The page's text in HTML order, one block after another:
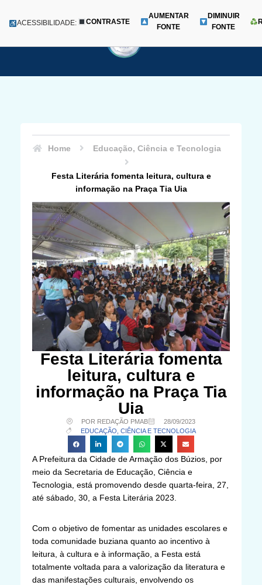
para
Menu
ACESSIBILIDADE: CONTRASTE
AUMENTAR
FONTE
DIMINUIR
FONTE
Home Educação, Ciência e Tecnologia
Festa Literária fomenta leitura, cultura e
informação na Praça Tia Uia
Festa Literária fomenta
leitura, cultura e
informação na Praça Tia
Uia
POR REDAÇÃO PMAB
28/09/2023
EDUCAÇÃO, CIÊNCIA E TECNOLOGIA
A Prefeitura da Cidade de Armação dos Búzios, por
meio da Secretaria de Educação, Ciência e
Tecnologia, está promovendo desde quarta-feira, 27,
até sábado, 30, a Festa Literária 2023.
Com o objetivo de fomentar as unidades escolares e
toda comunidade buziana quanto ao incentivo à
leitura, à cultura e à informação, a Festa está
totalmente voltada para a valorização da literatura e
das manifestações culturais, envolvendo os